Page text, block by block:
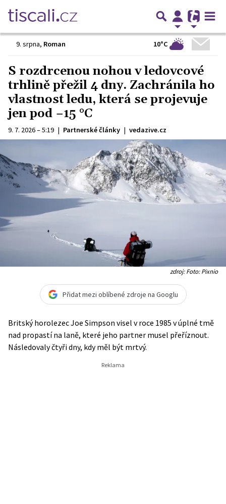
9. srpna, Roman 10°C
S rozdrcenou nohou v ledovcové
trhlině přežil 4 dny. Zachránila ho
vlastnost ledu, která se projevuje
jen pod −15 °C
9. 7. 2026 – 5:19 | Partnerské články | vedazive.cz
zdroj: Foto: Pixnio
Přidat mezi oblíbené zdroje na Googlu
Britský horolezec Joe Simpson visel v roce 1985 v úplné tmě
nad propastí na laně, které jeho partner musel přeříznout.
Následovaly čtyři dny, kdy měl být mrtvý.